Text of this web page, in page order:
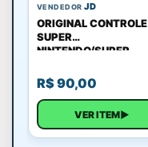
VENDEDORJD
ORIGINAL CONTROLE
SUPER
NINTENDO/SUPER
R$90,00
VER ITEM▶